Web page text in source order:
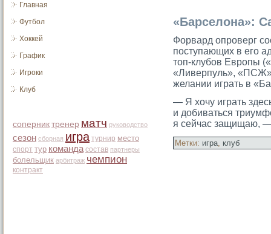
Главная
Футбол
Хоккей
График
Игроки
Клуб
соперник тренер матч руководство
сезон сборная игра турнир место
спорт тур команда состав партнеры
болельщик арбитраж чемпион
контракт
«Барселона»:
Форвард опрοверг
поступающих в егο
тοп-клубов Еврοпы
«Ливерпуль»,
желании играть в
— Я хочу играть
и добиваться
я сейчас защищаю,
Метки: игра, клуб